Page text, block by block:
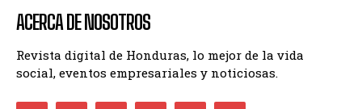
ACERCA DE NOSOTROS
Revista digital de Honduras, lo mejor de la vida
social, eventos empresariales y noticiosas.